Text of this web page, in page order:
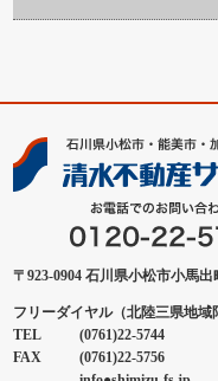
〒923-0904 石川県小松市小馬出
フリーダイヤル（北陸三県地域
TEL
(0761)22-5744
FAX
(0761)22-5756